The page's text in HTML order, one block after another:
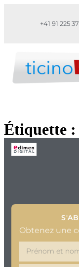
+41 91 225
Étiquette :
Obtenez une